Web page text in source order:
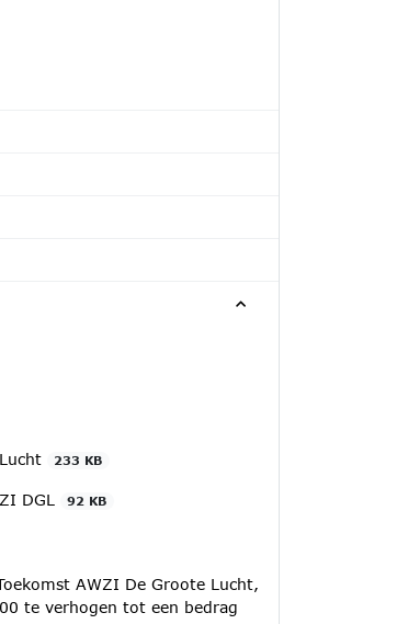
233 KB
DGL 92 KB
AWZI De Groote Lucht,
te verhogen tot een bedrag